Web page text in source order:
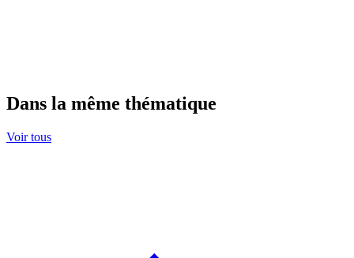
Dans la même thématique
Voir tous